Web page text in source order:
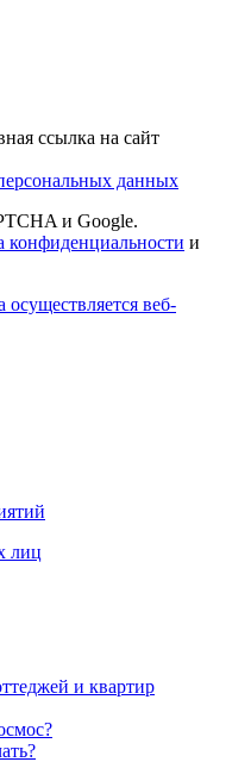
ссылка на сайт
данных
и Google.
конфиденциальности и
веб-
лиц
и квартир